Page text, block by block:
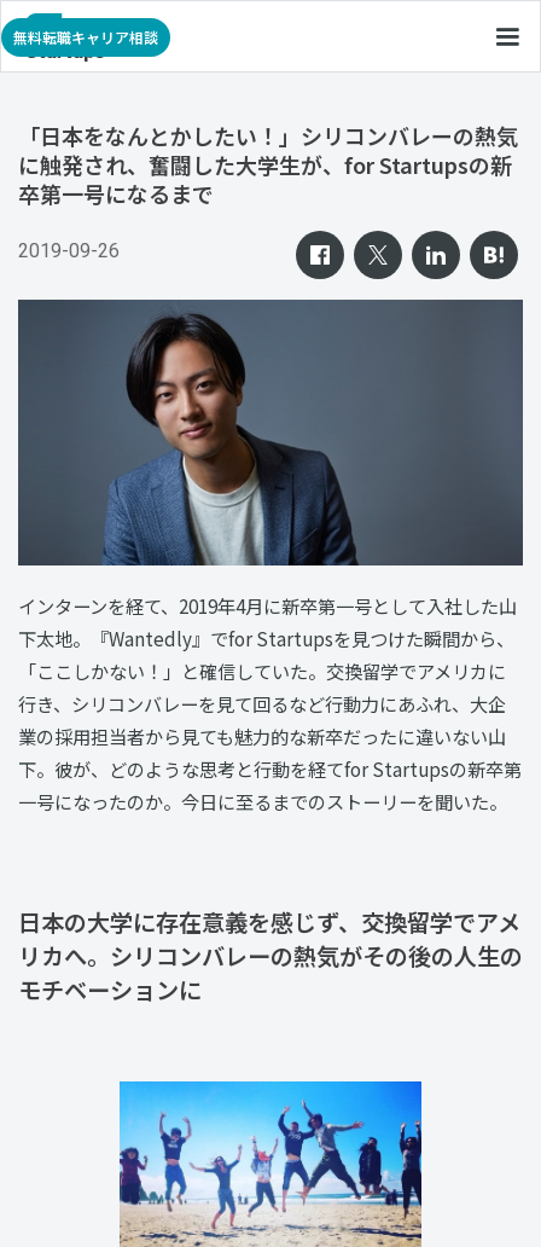
無料転職キャリア相談
「日本をなんとかしたい！」シリコンバレーの熱気
に触発され、奮闘した大学生が、for Startupsの新
卒第一号になるまで
2019-09-26
インターンを経て、2019年4月に新卒第一号として入社した山
下太地。『Wantedly』でfor Startupsを見つけた瞬間から、
「ここしかない！」と確信していた。交換留学でアメリカに
行き、シリコンバレーを見て回るなど行動力にあふれ、大企
業の採用担当者から見ても魅力的な新卒だったに違いない山
下。彼が、どのような思考と行動を経てfor Startupsの新卒第
一号になったのか。今日に至るまでのストーリーを聞いた。
日本の大学に存在意義を感じず、交換留学でアメ
リカへ。シリコンバレーの熱気がその後の人生の
モチベーションに